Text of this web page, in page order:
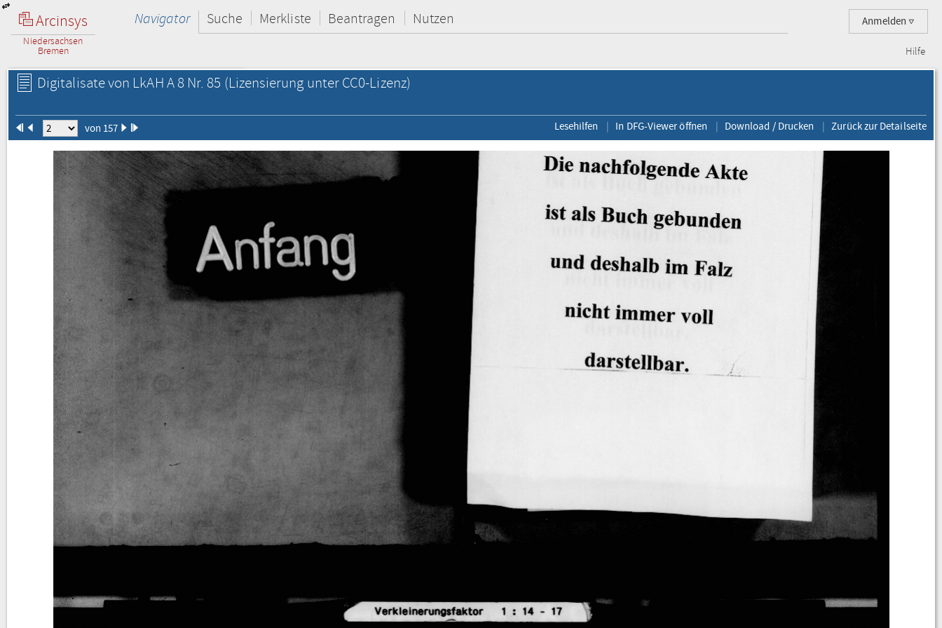
Arcinsys
Niedersachsen
Bremen
Anmelden
Navigator Suche Merkliste Beantragen Nutzen
Hilfe
Digitalisate von LkAH A 8 Nr. 85 (Lizensierung unter CC0-Lizenz)
von 157 Lesehilfen In DFG-Viewer öffnen Download / Drucken Zurück zur Detailseite